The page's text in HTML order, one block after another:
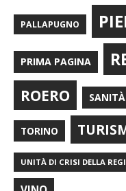
PALLAPUGNO
PRIMA PAGINA
ROERO SANITÀ
TORINO
UNITÀ DI CRISI DELLA